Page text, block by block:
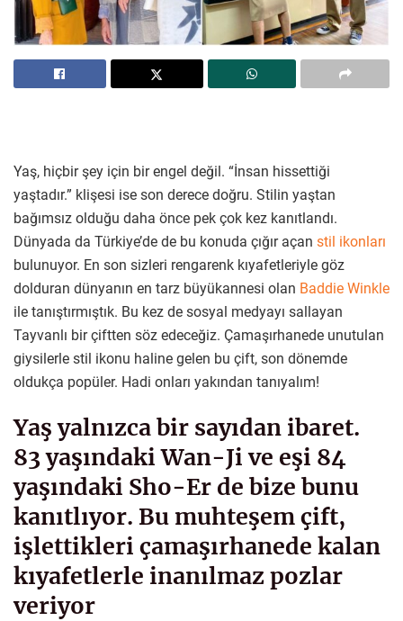
Yaş, hiçbir şey için bir engel değil. “İnsan hissettiği
yaştadır.” klişesi ise son derece doğru. Stilin yaştan
bağımsız olduğu daha önce pek çok kez kanıtlandı.
Dünyada da Türkiye’de de bu konuda çığır açan stil ikonları
bulunuyor. En son sizleri rengarenk kıyafetleriyle göz
dolduran dünyanın en tarz büyükannesi olan Baddie Winkle
ile tanıştırmıştık. Bu kez de sosyal medyayı sallayan
Tayvanlı bir çiftten söz edeceğiz. Çamaşırhanede unutulan
giysilerle stil ikonu haline gelen bu çift, son dönemde
oldukça popüler. Hadi onları yakından tanıyalım!
Yaş yalnızca bir sayıdan ibaret.
83 yaşındaki Wan-Ji ve eşi 84
yaşındaki Sho-Er de bize bunu
kanıtlıyor. Bu muhteşem çift,
işlettikleri çamaşırhanede kalan
kıyafetlerle inanılmaz pozlar
veriyor